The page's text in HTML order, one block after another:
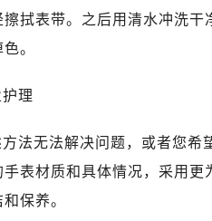
南通市崇川区工农路57号圆
苏州市苏州工业园区星港街
南宁市青秀区金湖路59号地王
泉州市丰泽区宝洲路729号浦
青岛市南区山东路6号华润大
烟台市芝罘区胜利路139号万
擦拭表带。之后用清水冲洗
。
理
法无法解决问题，或者您希
手表材质和具体情况，采用
保养。